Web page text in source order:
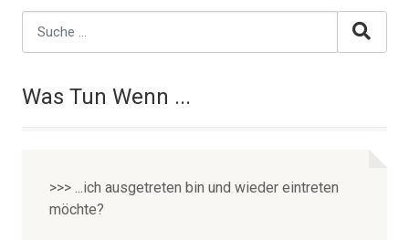
Was Tun Wenn ...
>>> ...ich ausgetreten bin und wieder eintreten
möchte?